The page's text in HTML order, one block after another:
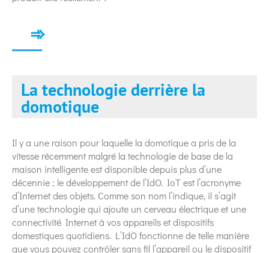
La technologie derrière la
domotique
Il y a une raison pour laquelle la domotique a pris de la
vitesse récemment malgré la technologie de base de la
maison intelligente est disponible depuis plus d’une
décennie ; le développement de l’IdO. IoT est l’acronyme
d’Internet des objets. Comme son nom l’indique, il s’agit
d’une technologie qui ajoute un cerveau électrique et une
connectivité Internet à vos appareils et dispositifs
domestiques quotidiens. L’IdO fonctionne de telle manière
que vous pouvez contrôler sans fil l’appareil ou le dispositif